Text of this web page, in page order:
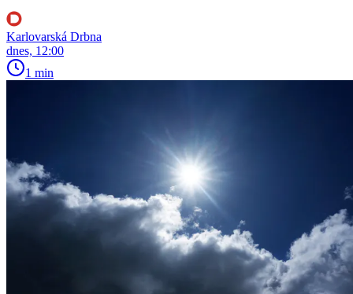
Karlovarská Drbna
dnes, 12:00
1 min